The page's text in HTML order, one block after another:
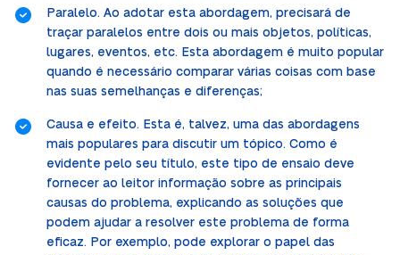
Paralelo. Ao adotar esta abordagem, precisará de
traçar paralelos entre dois ou mais objetos, políticas,
lugares, eventos, etc. Esta abordagem é muito popular
quando é necessário comparar várias coisas com base
nas suas semelhanças e diferenças;
Causa e efeito. Esta é, talvez, uma das abordagens
mais populares para discutir um tópico. Como é
evidente pelo seu título, este tipo de ensaio deve
fornecer ao leitor informação sobre as principais
causas do problema, explicando as soluções que
podem ajudar a resolver este problema de forma
eficaz. Por exemplo, pode explorar o papel das